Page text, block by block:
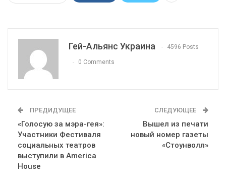
Гей-Альянс Украина 4596 Posts
0 Comments
ПРЕДИДУЩЕЕ
«Голосую за мэра-гея»:
Участники Фестиваля
социальных театров
выступили в America
House
СЛЕДУЮЩЕЕ
Вышел из печати
новый номер газеты
«Стоунволл»